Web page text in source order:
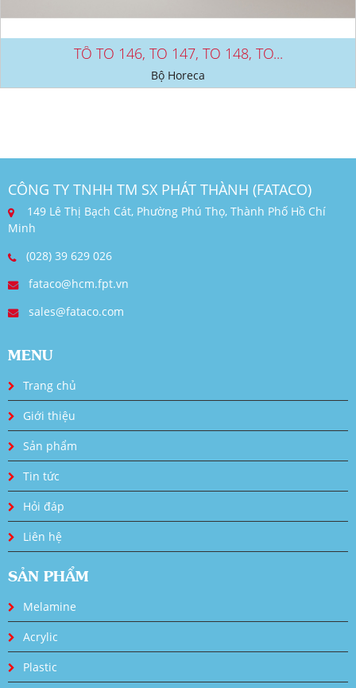
TÔ TO 146, TO 147, TO 148, TO...
Bộ Horeca
CÔNG TY TNHH TM SX PHÁT THÀNH (FATACO)
149 Lê Thị Bạch Cát, Phường Phú Thọ, Thành Phố Hồ Chí
Minh
(028) 39 629 026
fataco@hcm.fpt.vn
sales@fataco.com
MENU
Trang chủ
Giới thiệu
Sản phẩm
Tin tức
Hỏi đáp
Liên hệ
SẢN PHẨM
Melamine
Acrylic
Plastic